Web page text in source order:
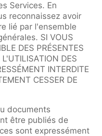
Services. En
reconnaissez avoir
lié par l'ensemble
SI VOUS
DES PRÉSENTES
DES
INTERDITE
CESSER DE
documents
être publiés de
sont expressément